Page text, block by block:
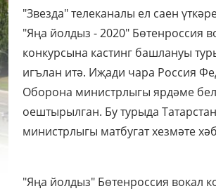
"Звезда" телеканалы ел саен
"Яңа йолдыз - 2020" Бөтенроссия
конкурсына кастинг башлануы
игълан итә. Иҗади чара Россия
Оборона министрлыгы ярдәме
оештырылган. Бу турыда
министрлыгы матбугат хезмәте
"Яңа йолдыз" Бөтенроссия вокал